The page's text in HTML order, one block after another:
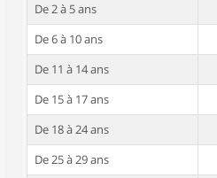
De 2 à 5 ans
De 6 à 10 ans
De 11 à 14 ans
De 15 à 17 ans
De 18 à 24 ans
De 25 à 29 ans